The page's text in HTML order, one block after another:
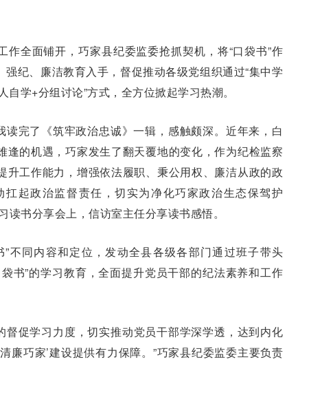
作全面铺开，巧家县纪委监委抢抓契机，将“口袋书”作
纪、廉洁教育入手，督促推动各级党组织通过“集中学
学+分组讨论”方式，全方位掀起学习热潮。
读完了《筑牢政治忠诚》一辑，感触颇深。近年来，白
逢的机遇，巧家发生了翻天覆地的变化，作为纪检监察
升工作能力，增强依法履职、秉公用权、廉洁从政的政
起政治监督责任，切实为净化巧家政治生态保驾护
书分享会上，信访室主任分享读书感悟。
不同内容和定位，发动全县各级各部门通过班子带头
书”的学习教育，全面提升党员干部的纪法素养和工作
督促学习力度，切实推动党员干部学深学透，达到内化
廉巧家’建设提供有力保障。”巧家县纪委监委主要负责